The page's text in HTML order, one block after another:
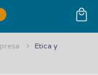
Etica y